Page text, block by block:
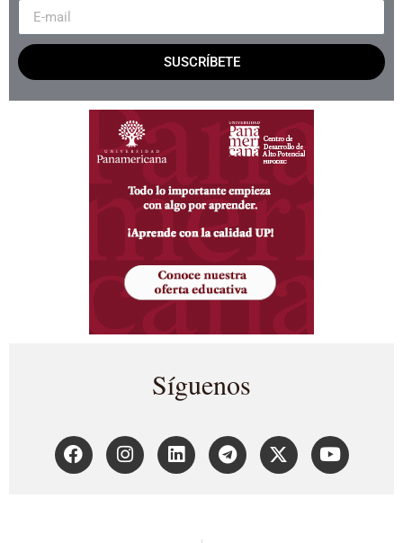
SUSCRÍBETE
Síguenos